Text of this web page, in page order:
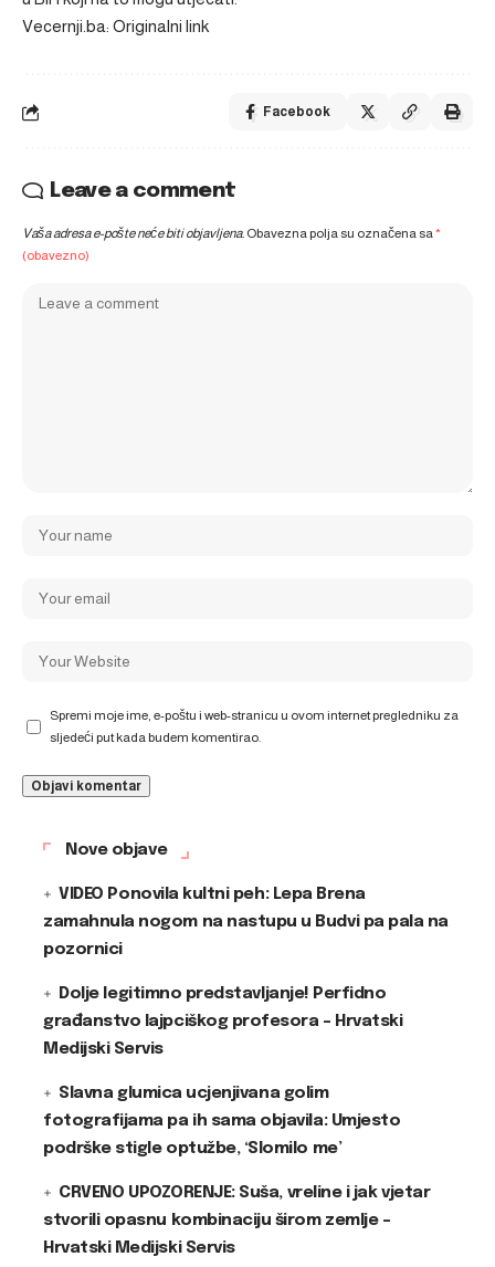
Vecernji.ba: Originalni link
Facebook
Leave a comment
Vaša adresa e-pošte neće biti objavljena. Obavezna polja su označena sa*
(obavezno)
Spremi moje ime, e-poštu i web-stranicu u ovom internet pregledniku za
sljedeći put kada budem komentirao.
Nove objave
VIDEO Ponovila kultni peh: Lepa Brena
zamahnula nogom na nastupu u Budvi pa pala na
pozornici
Dolje legitimno predstavljanje! Perfidno
građanstvo lajpciškog profesora – Hrvatski
Medijski Servis
Slavna glumica ucjenjivana golim
fotografijama pa ih sama objavila: Umjesto
podrške stigle optužbe, ‘Slomilo me’
CRVENO UPOZORENJE: Suša, vreline i jak vjetar
stvorili opasnu kombinaciju širom zemlje –
Hrvatski Medijski Servis